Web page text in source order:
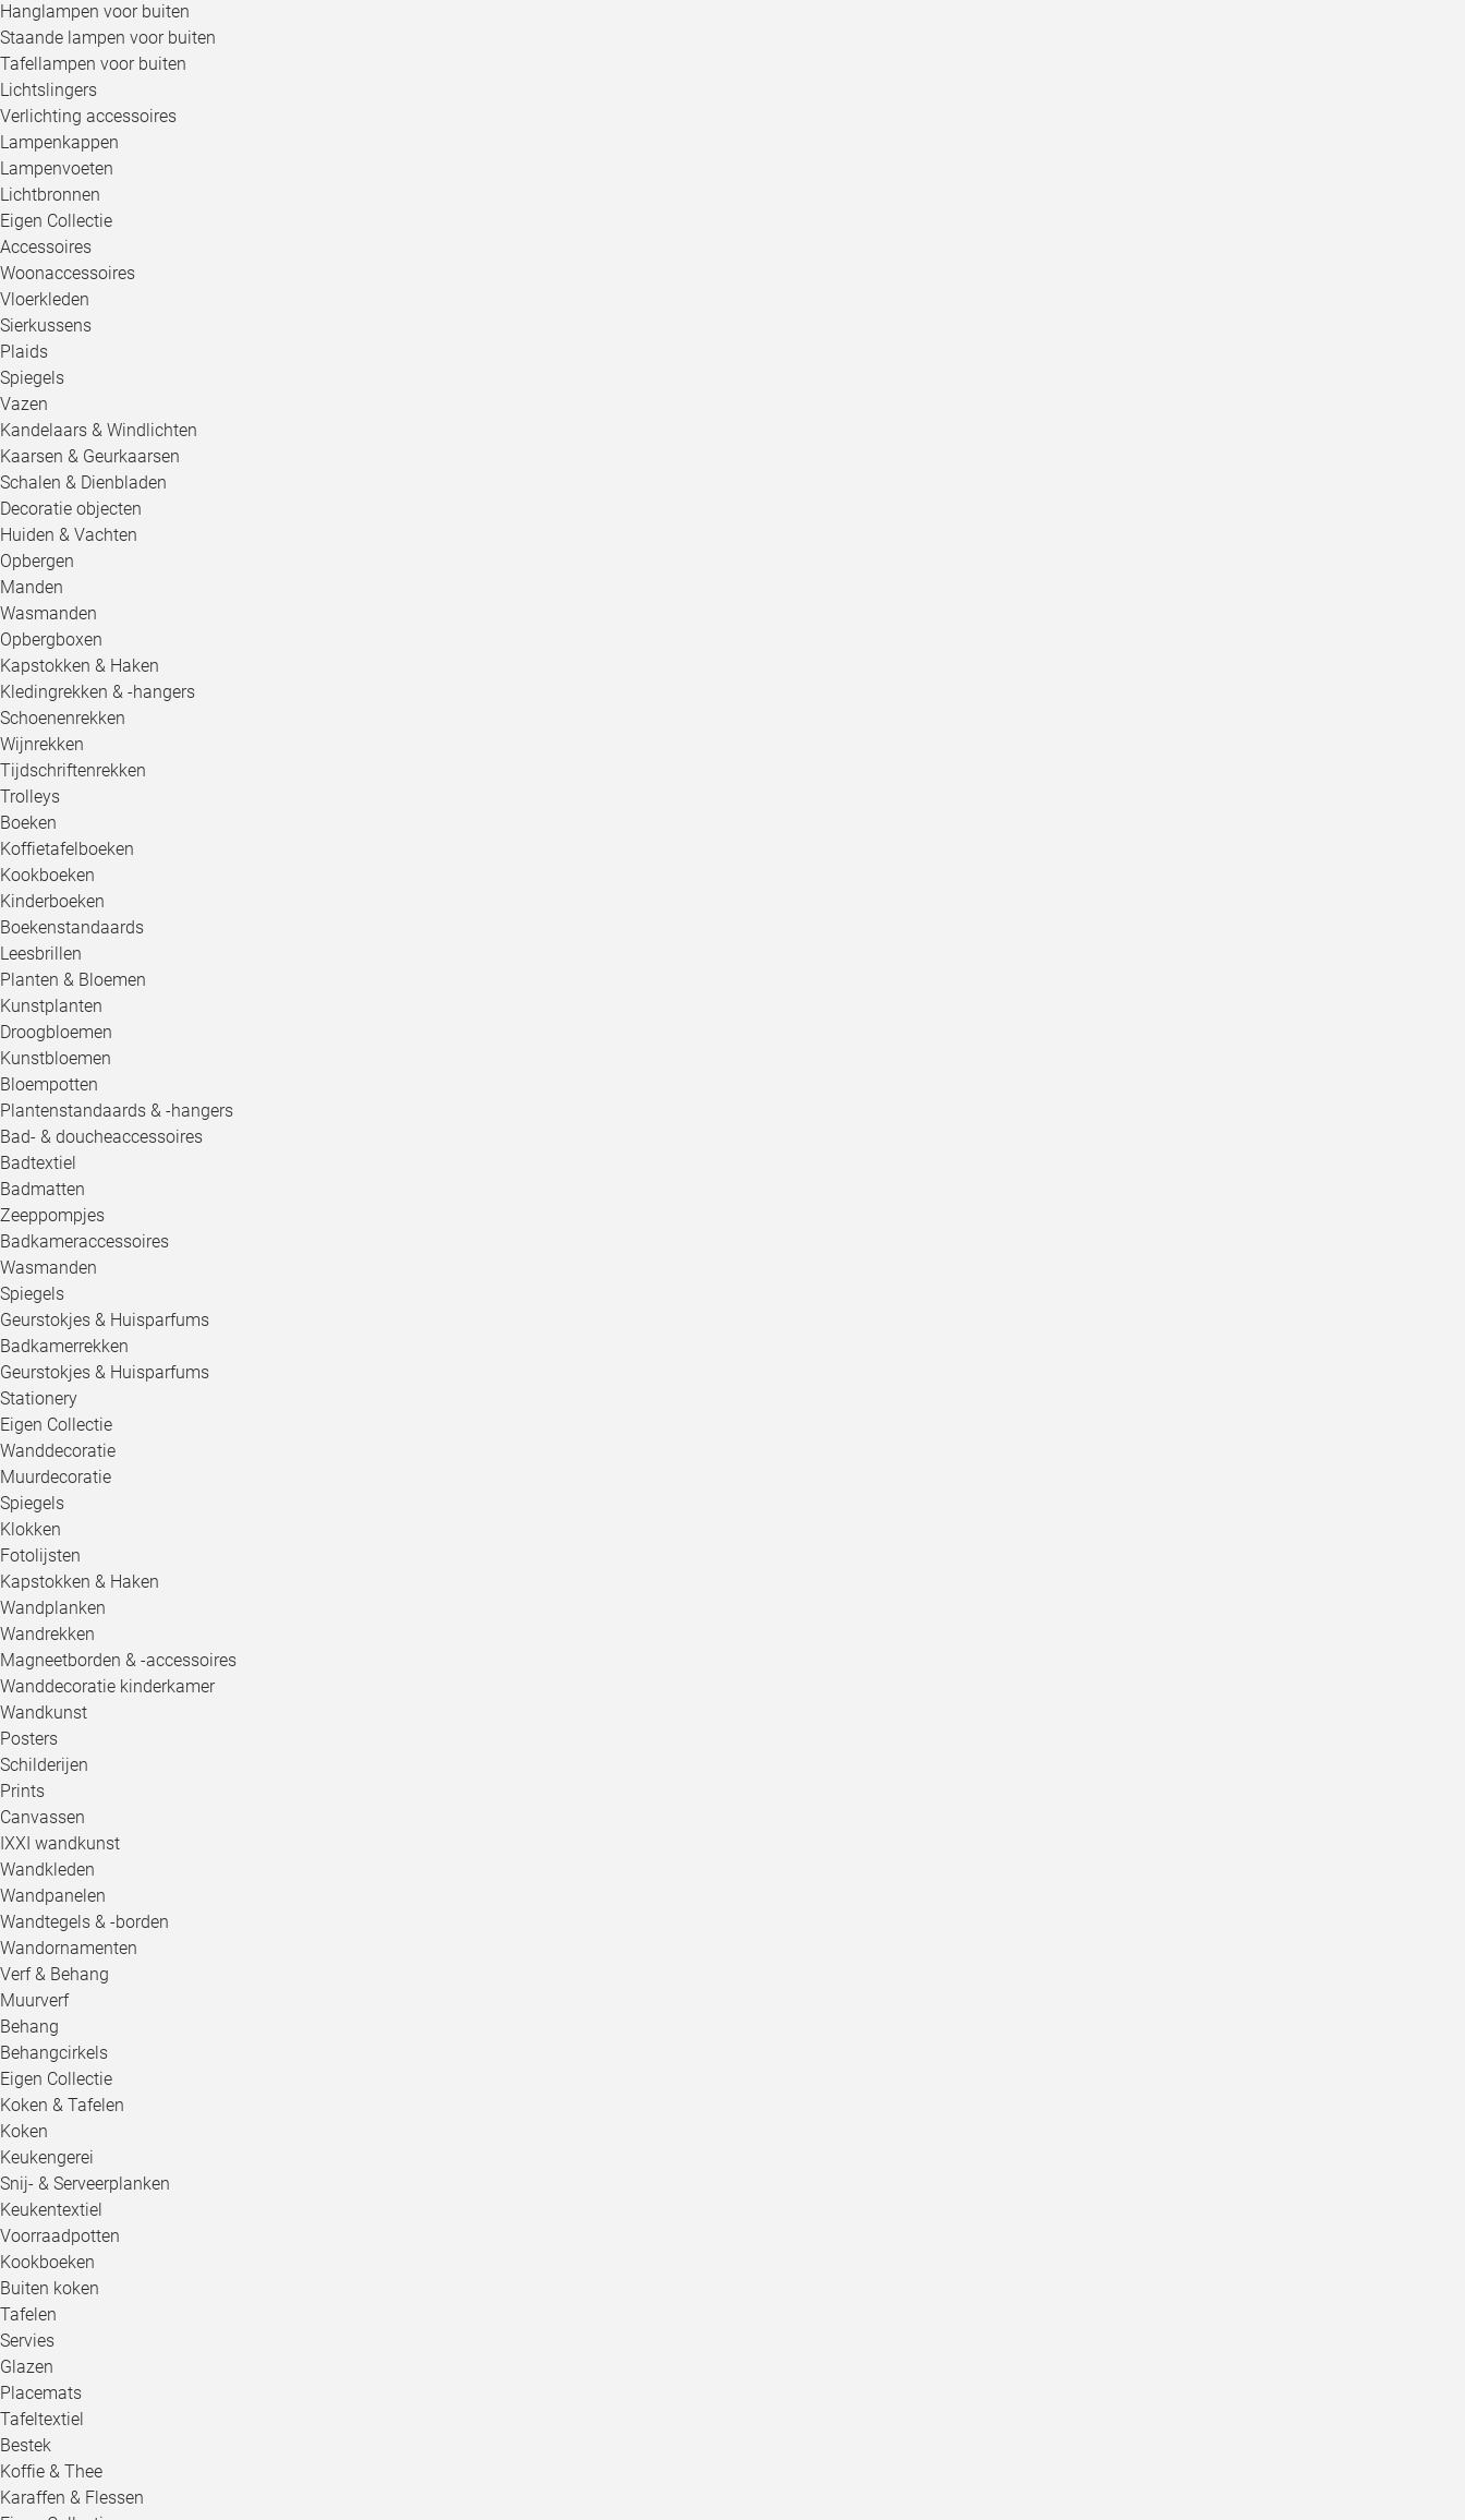
Hanglampen voor buiten
Staande lampen voor buiten
Tafellampen voor buiten
Lichtslingers
Verlichting accessoires
Lampenkappen
Lampenvoeten
Lichtbronnen
Eigen Collectie
Accessoires
Woonaccessoires
Vloerkleden
Sierkussens
Plaids
Spiegels
Vazen
Kandelaars & Windlichten
Kaarsen & Geurkaarsen
Schalen & Dienbladen
Decoratie objecten
Huiden & Vachten
Opbergen
Manden
Wasmanden
Opbergboxen
Kapstokken & Haken
Kledingrekken & -hangers
Schoenenrekken
Wijnrekken
Tijdschriftenrekken
Trolleys
Boeken
Koffietafelboeken
Kookboeken
Kinderboeken
Boekenstandaards
Leesbrillen
Planten & Bloemen
Kunstplanten
Droogbloemen
Kunstbloemen
Bloempotten
Plantenstandaards & -hangers
Bad- & doucheaccessoires
Badtextiel
Badmatten
Zeeppompjes
Badkameraccessoires
Wasmanden
Spiegels
Geurstokjes & Huisparfums
Badkamerrekken
Geurstokjes & Huisparfums
Stationery
Eigen Collectie
Wanddecoratie
Muurdecoratie
Spiegels
Klokken
Fotolijsten
Kapstokken & Haken
Wandplanken
Wandrekken
Magneetborden & -accessoires
Wanddecoratie kinderkamer
Wandkunst
Posters
Schilderijen
Prints
Canvassen
IXXI wandkunst
Wandkleden
Wandpanelen
Wandtegels & -borden
Wandornamenten
Verf & Behang
Muurverf
Behang
Behangcirkels
Eigen Collectie
Koken & Tafelen
Koken
Keukengerei
Snij- & Serveerplanken
Keukentextiel
Voorraadpotten
Kookboeken
Buiten koken
Tafelen
Servies
Glazen
Placemats
Tafeltextiel
Bestek
Koffie & Thee
Karaffen & Flessen